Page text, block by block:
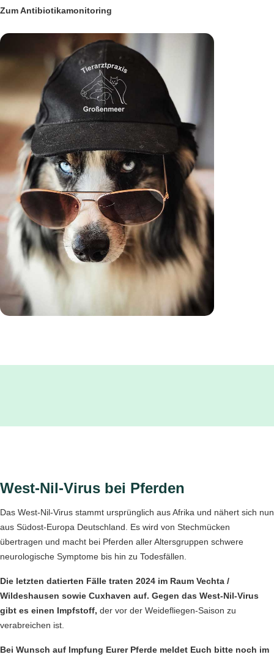
Zum Antibiotikamonitoring
West-Nil-Virus bei Pferden
Das West-Nil-Virus stammt ursprünglich aus Afrika und nähert sich nun
aus Südost-Europa Deutschland. Es wird von Stechmücken
übertragen und macht bei Pferden aller Altersgruppen schwere
neurologische Symptome bis hin zu Todesfällen.
Die letzten datierten Fälle traten 2024 im Raum Vechta /
Wildeshausen sowie Cuxhaven auf. Gegen das West-Nil-Virus
gibt es einen Impfstoff, der vor der Weidefliegen-Saison zu
verabreichen ist.
Bei Wunsch auf Impfung Eurer Pferde meldet Euch bitte noch im